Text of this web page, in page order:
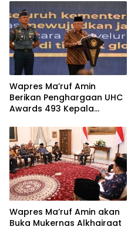
Wapres Ma’ruf Amin
Berikan Penghargaan UHC
Awards 493 Kepala
Wapres Ma’ruf Amin akan
Buka Mukernas Alkhairaat